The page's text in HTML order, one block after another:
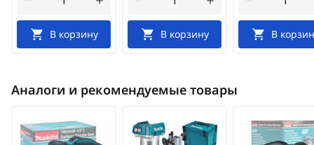
В корзину В корзину В
Аналоги и рекомендуемые товары